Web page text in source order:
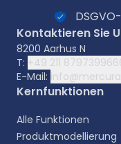
Kontaktieren Sie
8200 Aarhus N
T: +49 211
E-Mail:
Kernfunktionen
Alle Funktionen
Produktmodellierung